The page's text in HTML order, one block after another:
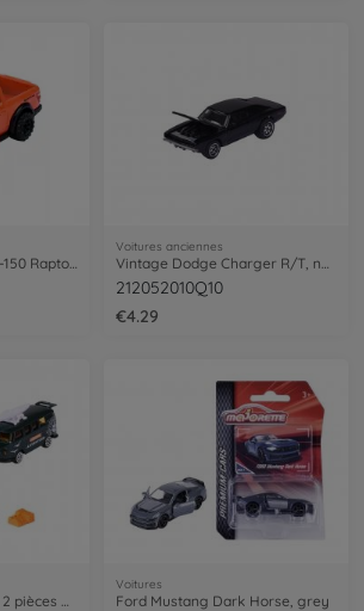
Premium Cars Ford F-150 Raptor, orange
Voitures anciennes
Vintage Dodge Charger R/T, noir
212052010Q10
€4.29
Voitures
Ford Mustang Dark Horse, grey